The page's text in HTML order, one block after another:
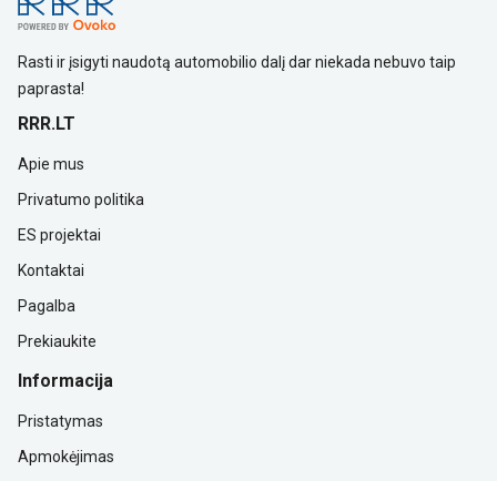
Rasti ir įsigyti naudotą automobilio dalį dar niekada nebuvo taip
paprasta!
RRR.LT
Apie mus
Privatumo politika
ES projektai
Kontaktai
Pagalba
Prekiaukite
Informacija
Pristatymas
Apmokėjimas